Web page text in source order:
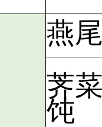
燕
荠
饨